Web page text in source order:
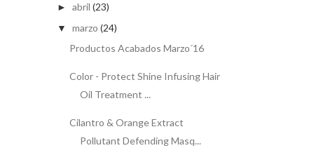
► abril (23)
▼ marzo (24)
Productos Acabados Marzo´16
Color - Protect Shine Infusing Hair
Oil Treatment ...
Cilantro & Orange Extract
Pollutant Defending Masq...